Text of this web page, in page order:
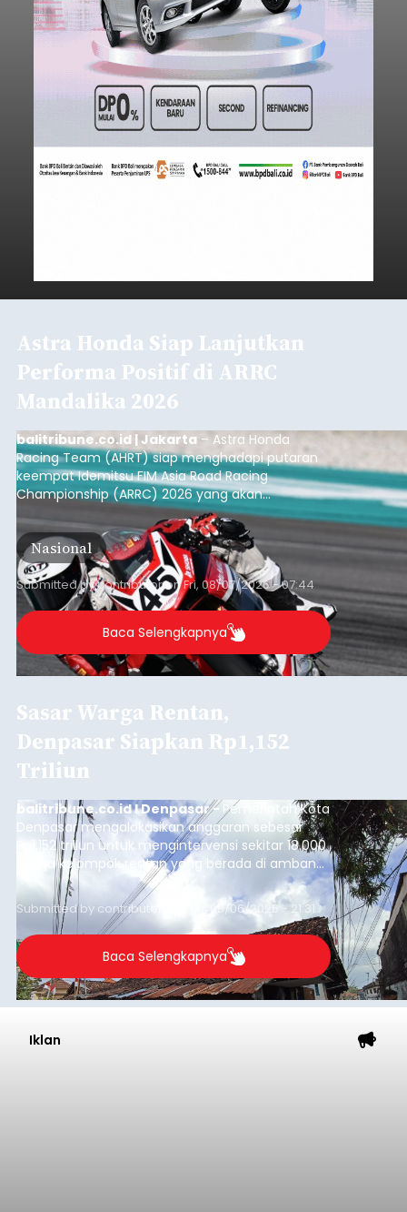
Astra Honda Siap Lanjutkan
Performa Positif di ARRC
Mandalika 2026
balitribune.co.id | Jakarta – Astra Honda
Racing Team (AHRT) siap menghadapi putaran
keempat Idemitsu FIM Asia Road Racing
Championship (ARRC) 2026 yang akan
berlangsung di Pertamina Mandalika
International Circuit, Lombok, Nusa Tenggara
Barat, pada 7–9 Agustus 2026.
Nasional
Submitted bycontributoronFri, 08/07/2026 - 07:44
Baca Selengkapnya
Sasar Warga Rentan,
Denpasar Siapkan Rp1,152
Triliun
balitribune.co.id I Denpasar - Pemerintah Kota
Denpasar mengalokasikan anggaran sebesar
Rp1,152 triliun untuk mengintervensi sekitar 18.000
warga kelompok rentan yang berada di ambang
garis kemiskinan. Langkah strategis ini diambil
guna menjaga masyarakat yang berada pada
kelompok desil 5 dan 6 tersebut agar tidak
merosot ke kategori miskin.
Submitted by contributor Thu, 08/06/2026 - 21:31
Baca Selengkapnya
Iklan